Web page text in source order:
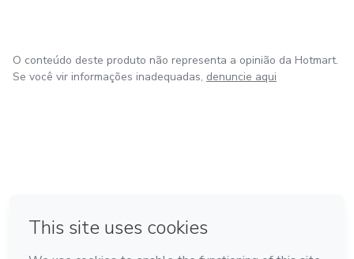
O conteúdo deste produto não representa a opinião da Hotmart.
Se você vir informações inadequadas, denuncie aqui
Feito com ❤ em Bogotá